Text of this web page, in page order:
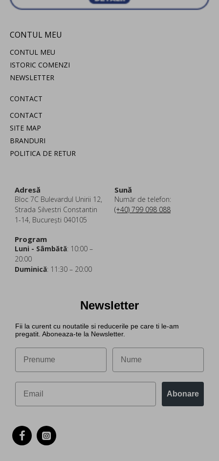
CONTUL MEU
CONTUL MEU
ISTORIC COMENZI
NEWSLETTER
CONTACT
CONTACT
SITE MAP
BRANDURI
POLITICA DE RETUR
Adresă
Bloc 7C Bulevardul Unirii 12,
Strada Silvestri Constantin
1-14, București 040105
Sună
Număr de telefon:
(+40) 799 098 088
Program
Luni - Sâmbătă: 10:00 –
20:00
Duminică: 11:30 – 20:00
Newsletter
Fii la curent cu noutatile si reducerile pe care ti le-am
pregatit. Aboneaza-te la Newsletter.
Abonare